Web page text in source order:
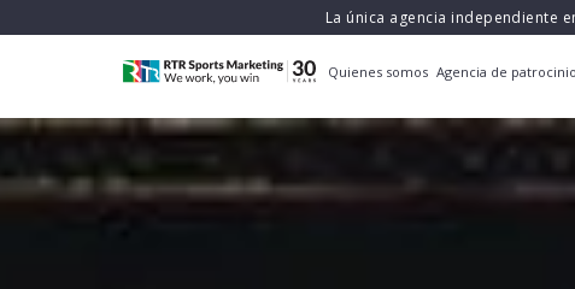
La única agencia
Quienes somos Agencia de